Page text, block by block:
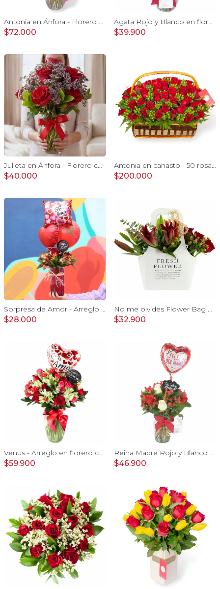
Antonia en Ánfora - Florero con 18 rosa blanco y rojo
$72.000
Ágata Rojo y Blanco en florero - rosas y astromelias
$39.900
Julieta en Ánfora - Florero con 10 rosas rojo y limonium
$40.000
Antonia en canasto - 50 rosas ecuatoriana rojo e hypericum
$200.000
Sorpresa de Amor - Arreglo floral con globo Te Amo, rosas rojo y astromelias
$28.000
No me olvides Flower Bag Rojo - Arreglo Floral con liliums y rosas rojo, hypericum y eucaliptus dolar
$32.900
Venus - Arreglo en florero con Rosas, Astromelias y Claveles
$59.900
Reina Madre Rojo y Blanco - Florero con 9 rosas e hypericum, globo y pizarra
$46.900